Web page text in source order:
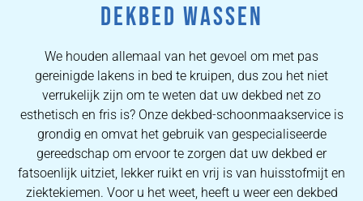
DEKBED WASSEN
We houden allemaal van het gevoel om met pas
gereinigde lakens in bed te kruipen, dus zou het niet
verrukelijk zijn om te weten dat uw dekbed net zo
esthetisch en fris is? Onze dekbed-schoonmaakservice is
grondig en omvat het gebruik van gespecialiseerde
gereedschap om ervoor te zorgen dat uw dekbed er
fatsoenlijk uitziet, lekker ruikt en vrij is van huisstofmijt en
ziektekiemen. Voor u het weet, heeft u weer een dekbed